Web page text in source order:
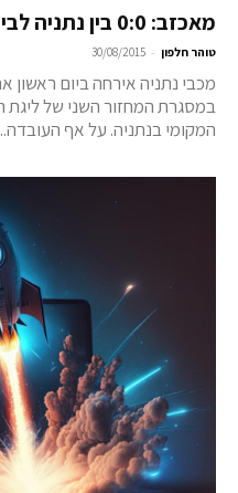
מאכזב: 0:0 בין נתניה לבית"ר ירושלים
טוהר חלפון -
30/08/2015
מכבי נתניה אירחה ביום
המקומי בנתניה. על אף